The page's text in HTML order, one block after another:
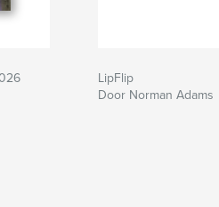
LipFlip
Door Norman Adams